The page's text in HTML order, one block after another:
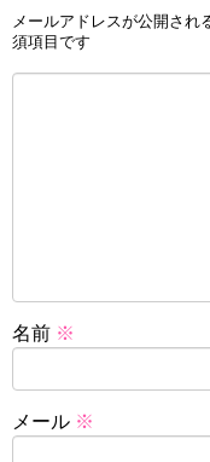
メールアドレスが公開され
須項目です
名前 ※
メール ※